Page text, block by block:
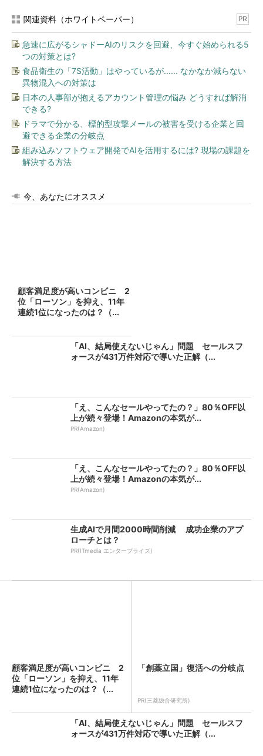
関連資料（ホワイトペーパー） PR
急速に広がるシャドーAIのリスクを回避、今すぐ始められる5
つの対策とは?
食品衛生の「7S活動」はやっているが...... なかなか減らない
異物混入への対策は
日本の人事部が抱えるアカウント管理の悩み どうすれば解消
できる?
ドラマで分かる、標的型攻撃メールの被害を受ける企業と回
避できる企業の分岐点
組み込みソフトウェア開発でAIを活用するには? 現場の課題を
解決する方法
今、あなたにオススメ
顧客満足度が高いコンビニ 2
位「ローソン」を抑え、11年
連続1位になったのは？（...
「AI、結局使えないじゃん」問題 セールスフ
ォースが431万件対応で導いた正解（...
「え、こんなセールやってたの？」80％OFF以
上が続々登場！Amazonの本気が...
PR(Amazon)
「え、こんなセールやってたの？」80％OFF以
上が続々登場！Amazonの本気が...
PR(Amazon)
生成AIで月間2000時間削減 成功企業のアプ
ローチとは？
PR(ITmedia エンタープライズ)
顧客満足度が高いコンビニ 2
位「ローソン」を抑え、11年
連続1位になったのは？（...
「創薬立国」復活への分岐点
PR(三菱総合研究所)
「AI、結局使えないじゃん」問題 セールスフ
ォースが431万件対応で導いた正解（...